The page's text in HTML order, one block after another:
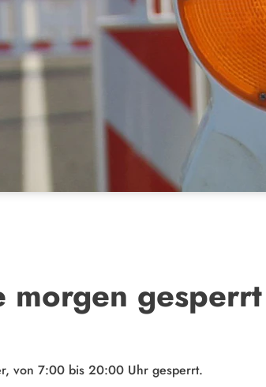
morgen gesperrt
von 7:00 bis 20:00 Uhr gesperrt.